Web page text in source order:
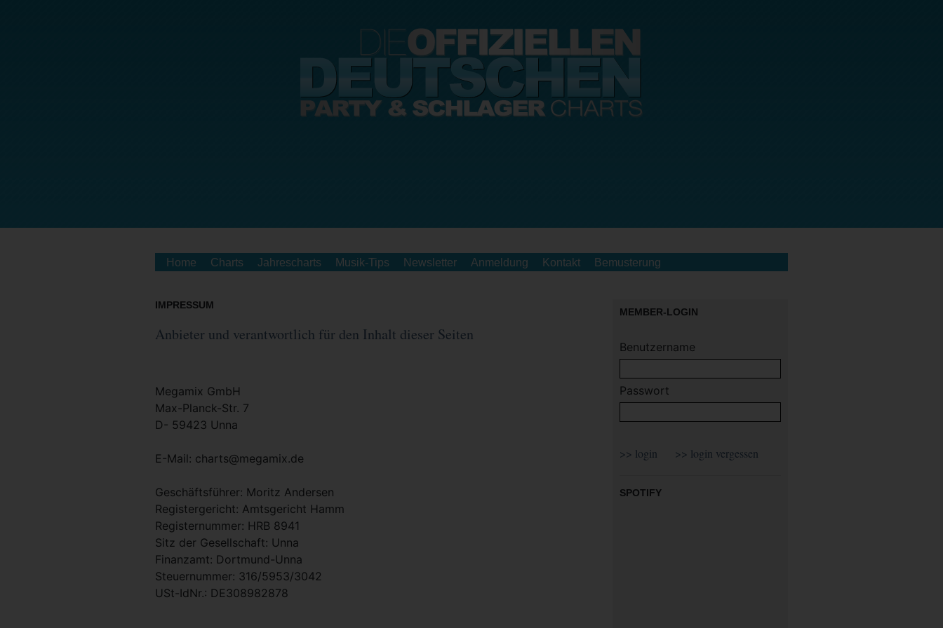
Home Charts Jahrescharts Musik-Tips Newsletter Anmeldung Kontakt Bemusterung
IMPRESSUM
Anbieter und verantwortlich für den Inhalt dieser Seiten
Megamix GmbH
Max-Planck-Str. 7
D- 59423 Unna
E-Mail: charts@megamix.de
Geschäftsführer: Moritz Andersen
Registergericht: Amtsgericht Hamm
Registernummer: HRB 8941
Sitz der Gesellschaft: Unna
Finanzamt: Dortmund-Unna
Steuernummer: 316/5953/3042
USt-IdNr.: DE308982878
MEMBER-LOGIN
Benutzername
Passwort
SPOTIFY